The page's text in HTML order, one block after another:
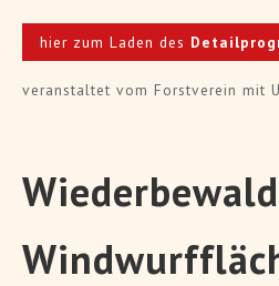
hier zum Laden des
veranstaltet vom Forstverein mit